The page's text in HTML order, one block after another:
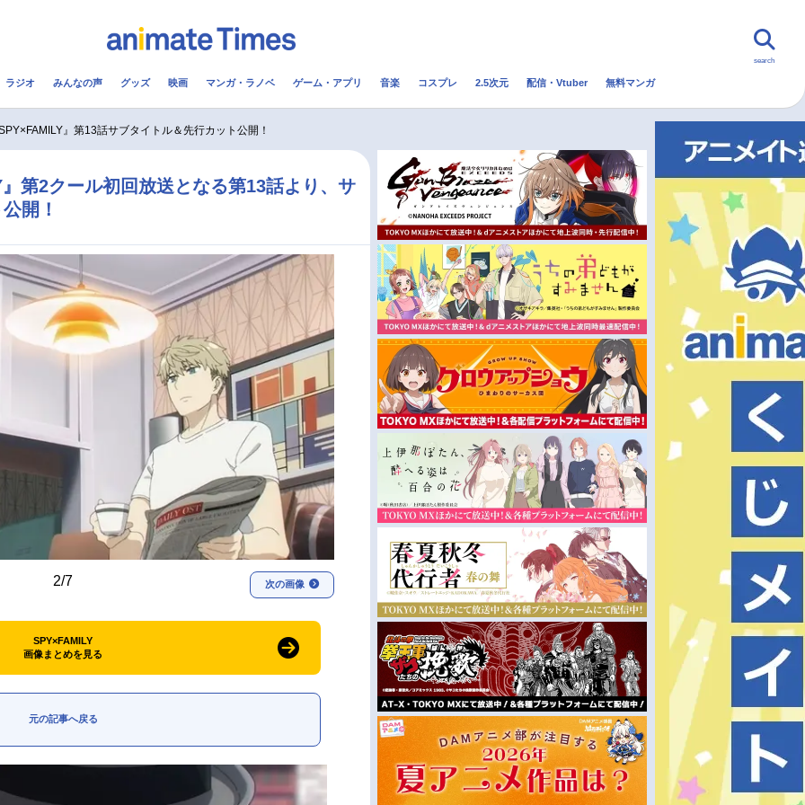
コスプレ 2.5次元 配信・Vtuber トレンド 無料マンガ
男性声優/女性声優一覧
今期アニメ曜日別一覧
春アニメ
夏アニメ
秋アニメ
冬アニメ
FOLLOW US
search
ラジオ みんなの声 グッズ 映画 マンガ・ラノベ ゲーム・アプリ 音楽 コスプレ 2.5次元 配信・Vtuber 無料マンガ
』第13話サブタイトル＆先行カット公開！
第2クール初回放送となる第13話より、サ
開！
2/7 次の画像
SPY×FAMILY
画像まとめを見る
元の記事へ戻る